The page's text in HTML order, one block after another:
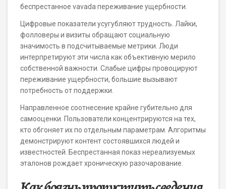
беспрестанное vavada переживание ущербности.
Цифровые показатели усугубляют трудность. Лайки,
фолловеры и визиты обращают социальную
значимость в подсчитываемые метрики. Люди
интерпретируют эти числа как объективную мерило
собственной важности. Слабые цифры провоцируют
переживание ущербности, большие вызывают
потребность от поддержки.
Направленное соотнесение крайне губительно для
самооценки. Пользователи концентрируются на тех,
кто обгоняет их по отдельным параметрам. Алгоритмы
демонстрируют контент состоявшихся людей и
известностей. Беспрестанная показ нереализуемых
эталонов рождает хроническую разочарование.